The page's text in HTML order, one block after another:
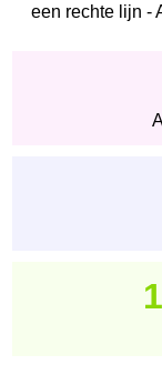
een rechte lijn -